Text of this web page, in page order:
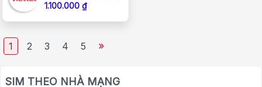
1.100.000 ₫
1 2 3 4 5 »
SIM THEO NHÀ MẠNG